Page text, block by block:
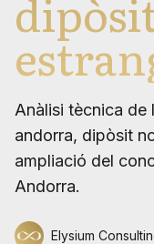
Anàlisi tècnica de
andorra, dipòsit
ampliació del
Andorra.
Elysium